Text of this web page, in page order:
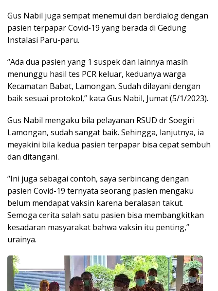
Gus Nabil juga sempat menemui dan berdialog dengan
pasien terpapar Covid-19 yang berada di Gedung
Instalasi Paru-paru.
“Ada dua pasien yang 1 suspek dan lainnya masih
menunggu hasil tes PCR keluar, keduanya warga
Kecamatan Babat, Lamongan. Sudah dilayani dengan
baik sesuai protokol,” kata Gus Nabil, Jumat (5/1/2023).
Gus Nabil mengaku bila pelayanan RSUD dr Soegiri
Lamongan, sudah sangat baik. Sehingga, lanjutnya, ia
meyakini bila kedua pasien terpapar bisa cepat sembuh
dan ditangani.
“Ini juga sebagai contoh, saya serbincang dengan
pasien Covid-19 ternyata seorang pasien mengaku
belum mendapat vaksin karena beralasan takut.
Semoga cerita salah satu pasien bisa membangkitkan
kesadaran masyarakat bahwa vaksin itu penting,”
urainya.